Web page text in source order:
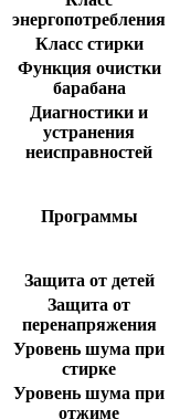
энергопотребления
Класс стирки
Функция очистки
барабана
Диагностики и
устранения
неисправностей
Программы
Защита от детей
Защита от
перенапряжения
Уровень шума при
стирке
Уровень шума при
отжиме